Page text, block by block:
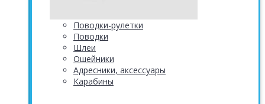
Поводки-рулетки
Поводки
Шлеи
Ошейники
Адресники, аксессуары
Карабины